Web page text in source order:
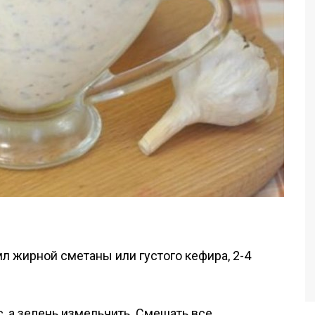
жирной сметаны или густого кефира, 2-4